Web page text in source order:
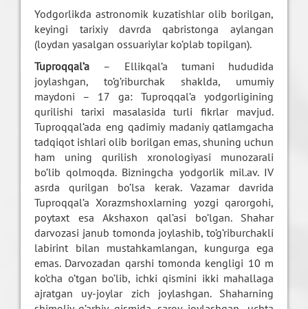
Yodgorlikda astronomik kuzatishlar olib borilgan,
keyingi tarixiy davrda qabristonga aylangan
(loydan yasalgan ossuariylar ko’plab topilgan).
Tuproqqal’a – Ellikqal’a tumani hududida
joylashgan, to’g’riburchak shaklda, umumiy
maydoni – 17 ga: Tuproqqal’a yodgorligining
qurilishi tarixi masalasida turli fikrlar mavjud.
Tuproqqal’ada eng qadimiy madaniy qatlamgacha
tadqiqot ishlari olib borilgan emas, shuning uchun
ham uning qurilish xronologiyasi munozarali
bo’lib qolmoqda. Bizningcha yodgorlik mil.av. IV
asrda qurilgan bo’lsa kerak. Vazamar davrida
Tuproqqal’a Xorazmshoxlarning yozgi qarorgohi,
poytaxt esa Akshaxon qal’asi bo’lgan. Shahar
darvozasi janub tomonda joylashib, to’g’riburchakli
labirint bilan mustahkamlangan, kungurga ega
emas. Darvozadan qarshi tomonda kengligi 10 m
ko’cha o’tgan bo’lib, ichki qismini ikki mahallaga
ajratgan uy-joylar zich joylashgan. Shaharning